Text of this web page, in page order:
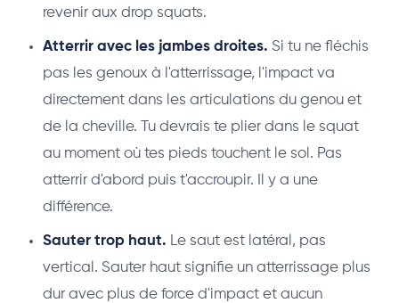
revenir aux drop squats.
Atterrir avec les jambes droites. Si tu ne fléchis
pas les genoux à l'atterrissage, l'impact va
directement dans les articulations du genou et
de la cheville. Tu devrais te plier dans le squat
au moment où tes pieds touchent le sol. Pas
atterrir d'abord puis t'accroupir. Il y a une
différence.
Sauter trop haut. Le saut est latéral, pas
vertical. Sauter haut signifie un atterrissage plus
dur avec plus de force d'impact et aucun